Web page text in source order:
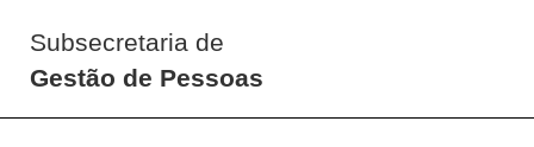
Subsecretaria de
Gestão de Pessoas